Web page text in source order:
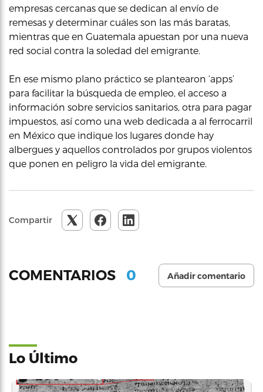
empresas cercanas que se dedican al envío de
remesas y determinar cuáles son las más baratas,
mientras que en Guatemala apuestan por una nueva
red social contra la soledad del emigrante.
En ese mismo plano práctico se plantearon ‘apps’
para facilitar la búsqueda de empleo, el acceso a
información sobre servicios sanitarios, otra para pagar
impuestos, así como una web dedicada a al ferrocarril
en México que indique los lugares donde hay
albergues y aquellos controlados por grupos violentos
que ponen en peligro la vida del emigrante.
Compartir
COMENTARIOS 0 Añadir comentario
Lo Último